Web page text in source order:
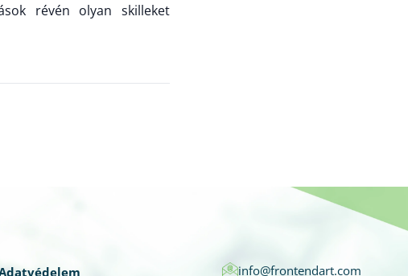
révén olyan skilleket
info@frontendart.com